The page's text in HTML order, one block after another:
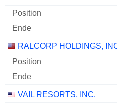
RALCORP HOLDINGS,
VAIL RESORTS, INC.